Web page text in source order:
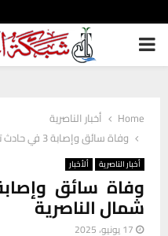
PRIMARY
Home
أخبار الناصرية
وفاة سائق وإصابة 3 في حادث تصادم شمال الناصرية
أخبار الناصرية ألأخبار
شمال الناصرية
17 يونيو، 2025